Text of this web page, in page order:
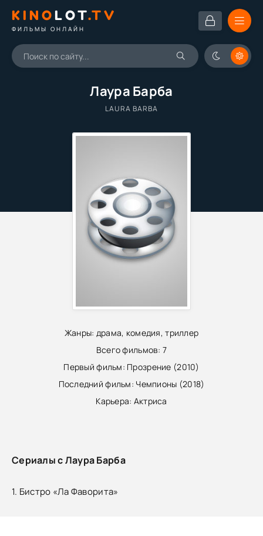
KINOLOT.TV
ФИЛЬМЫ ОНЛАЙН
Лаура Барба
LAURA BARBA
Жанры: драма, комедия, триллер
Всего фильмов: 7
Первый фильм: Прозрение (2010)
Последний фильм: Чемпионы (2018)
Карьера: Актриса
Сериалы с Лаура Барба
1. Бистро «Ла Фаворита»